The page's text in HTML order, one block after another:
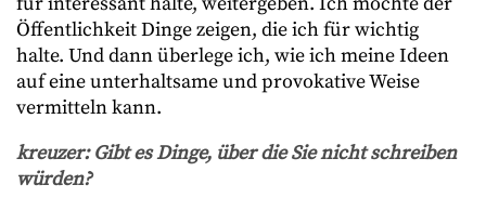
Öffentlichkeit Dinge zeigen, die ich für wichtig
halte. Und dann überlege ich, wie ich meine Ideen
auf eine unterhaltsame und provokative Weise
vermitteln kann.
kreuzer: Gibt es Dinge, über die Sie nicht schreiben
würden?